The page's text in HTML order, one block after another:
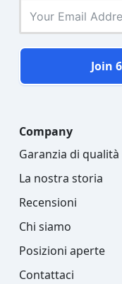
Join
Company
Garanzia di qualità
La nostra storia
Recensioni
Chi siamo
Posizioni aperte
Contattaci